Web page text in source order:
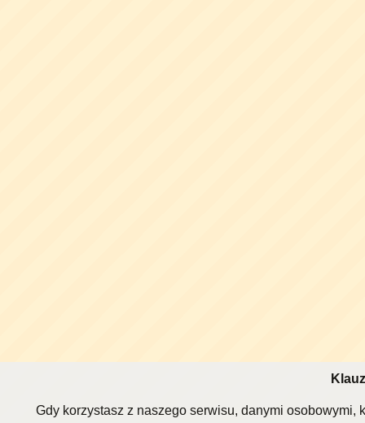
Gdy korzystasz z naszego serwisu, danymi osobowymi,